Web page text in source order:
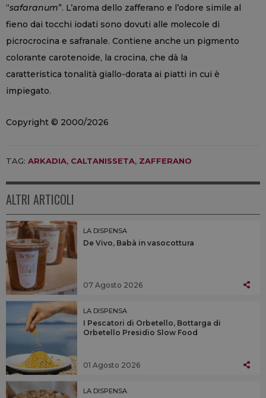
“safaranum”. L’aroma dello zafferano e l’odore simile al
fieno dai tocchi iodati sono dovuti alle molecole di
picrocrocina e safranale. Contiene anche un pigmento
colorante carotenoide, la crocina, che dà la
caratteristica tonalità giallo-dorata ai piatti in cui è
impiegato.
Copyright © 2000/2026
TAG: ARKADIA, CALTANISSETA, ZAFFERANO
ALTRI ARTICOLI
LA DISPENSA
De Vivo, Babà in vasocottura
07 Agosto 2026
LA DISPENSA
I Pescatori di Orbetello, Bottarga di
Orbetello Presidio Slow Food
01 Agosto 2026
LA DISPENSA